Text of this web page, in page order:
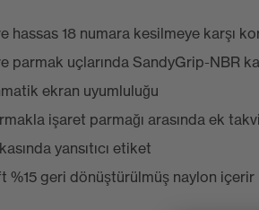
hassas 18 numara kesilmeye karşı
parmak uçlarında SandyGrip-NBR
ekran uyumluluğu
işaret parmağı arasında ek
yansıtıcı etiket
%15 geri dönüştürülmüş naylon içerir